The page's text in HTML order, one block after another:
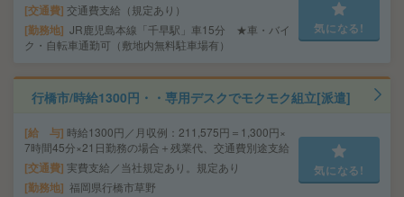
交通費 交通費支給（規定あり）
勤務地 JR鹿児島本線「千早駅」車15分 ★車・バイ
ク・自転車通勤可（敷地内無料駐車場有）
気になる!
行橋市/時給1300円・・専用デスクでモクモク組立[派遣]
給 与 時給1300円／月収例：211,575円＝1,300円×
7時間45分×21日勤務の場合＋残業代、交通費別途支給
交通費 実費支給／当社規定あり。規定あり
勤務地 福岡県行橋市草野
気になる!